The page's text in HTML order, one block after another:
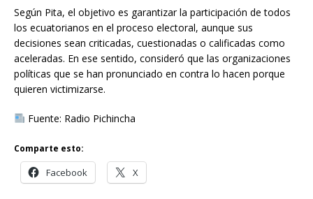
Según Pita, el objetivo es garantizar la participación de todos
los ecuatorianos en el proceso electoral, aunque sus
decisiones sean criticadas, cuestionadas o calificadas como
aceleradas. En ese sentido, consideró que las organizaciones
políticas que se han pronunciado en contra lo hacen porque
quieren victimizarse.
Fuente: Radio Pichincha
Comparte esto:
Facebook X